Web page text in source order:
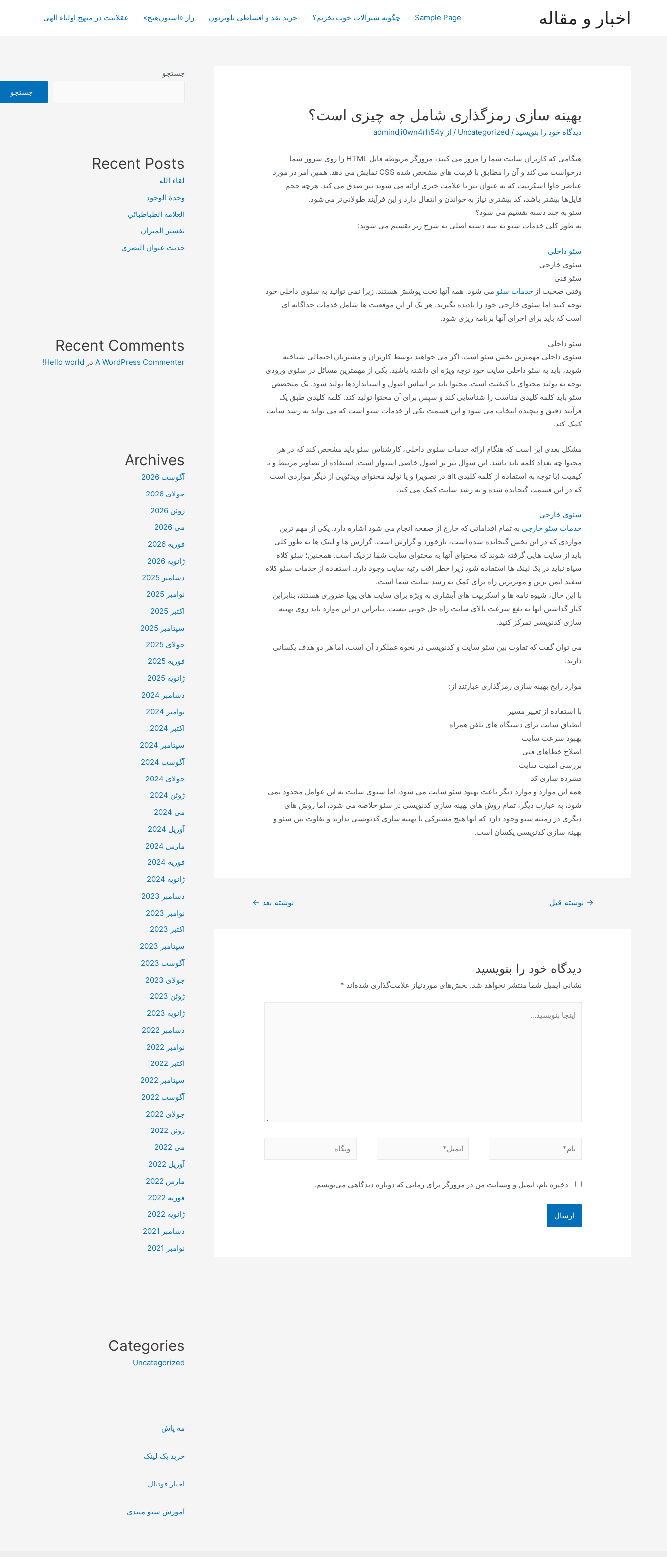
اخبار و مقاله Sample Page چگونه شیرآلات خوب بخریم؟ خرید نقد و اقساطی تلویزیون راز «استون‌هنج» عقلانیت در منهج اولیاء الهی
بهینه سازی رمزگذاری شامل چه چیزی است؟
دیدگاه‌ خود را بنویسید /
Uncategorized / از admindji0wn4rh54y
هنگامی که کاربران سایت شما را مرور می کنند، مرورگر مربوطه فایل HTML را روی سرور شما
درخواست می کند و آن را مطابق با فرمت های مشخص شده CSS نمایش می دهد. همین امر در مورد
عناصر جاوا اسکریپت که به عنوان بنر یا علامت خبری ارائه می شوند نیز صدق می کند. هرچه حجم
فایل‌ها بیشتر باشد، کد بیشتری نیاز به خواندن و انتقال دارد و این فرآیند طولانی‌تر می‌شود.
سئو به چند دسته تقسیم می شود؟
به طور کلی خدمات سئو به سه دسته اصلی به شرح زیر تقسیم می شوند:
سئو داخلی
سئوی خارجی
سئو فنی
وقتی صحبت ازخدمات سئو می شود، همه آنها تحت پوشش هستند. زیرا نمی توانید به سئوی داخلی خود
توجه کنید اما سئوی خارجی خود را نادیده بگیرید. هر یک از این موقعیت ها شامل خدمات جداگانه ای
است که باید برای اجرای آنها برنامه ریزی شود.
سئو داخلی
سئوی داخلی مهمترین بخش سئو است. اگر می خواهید توسط کاربران و مشتریان احتمالی شناخته
شوید، باید به سئو داخلی سایت خود توجه ویژه ای داشته باشید. یکی از مهمترین مسائل در سئوی ورودی
توجه به تولید محتوای با کیفیت است. محتوا باید بر اساس اصول و استانداردها تولید شود. یک متخصص
سئو باید کلمه کلیدی مناسب را شناسایی کند و سپس برای آن محتوا تولید کند. کلمه کلیدی طبق یک
فرآیند دقیق و پیچیده انتخاب می شود و این قسمت یکی از خدمات سئو است که می تواند به رشد سایت
کمک کند.
مشکل بعدی این است که هنگام ارائه خدمات سئوی داخلی، کارشناس سئو باید مشخص کند که در هر
محتوا چه تعداد کلمه باید باشد. این سوال نیز بر اصول خاصی استوار است. استفاده از تصاویر مرتبط و با
کیفیت (با توجه به استفاده از کلمه کلیدی alt در تصویر) و یا تولید محتوای ویدئویی از دیگر مواردی است
که در این قسمت گنجانده شده و به رشد سایت کمک می کند.
سئوی خارجی
خدمات سئو خارجی به تمام اقداماتی که خارج از صفحه انجام می شود اشاره دارد. یکی از مهم ترین
مواردی که در این بخش گنجانده شده است، بازخورد و گزارش است. گزارش ها و لینک ها به طور کلی
باید از سایت هایی گرفته شوند که محتوای آنها به محتوای سایت شما نزدیک است. همچنین؛ سئو کلاه
سیاه نباید در بک لینک ها استفاده شود زیرا خطر افت رتبه سایت وجود دارد. استفاده از خدمات سئو کلاه
سفید ایمن ترین و موثرترین راه برای کمک به رشد سایت شما است.
با این حال، شیوه نامه ها و اسکریپت های آبشاری به ویژه برای سایت های پویا ضروری هستند، بنابراین
کنار گذاشتن آنها به نفع سرعت بالای سایت راه حل خوبی نیست. بنابراین در این موارد باید روی بهینه
سازی کدنویسی تمرکز کنید.
می توان گفت که تفاوت بین سئو سایت و کدنویسی در نحوه عملکرد آن است، اما هر دو هدف یکسانی
دارند.
موارد رایج بهینه سازی رمزگذاری عبارتند از:
با استفاده از تغییر مسیر
انطباق سایت برای دستگاه های تلفن همراه
بهبود سرعت سایت
اصلاح خطاهای فنی
بررسی امنیت سایت
فشرده سازی کد
همه این موارد و موارد دیگر باعث بهبود سئو سایت می شود، اما سئوی سایت به این عوامل محدود نمی
شود، به عبارت دیگر، تمام روش های بهینه سازی کدنویسی در سئو خلاصه می شود، اما روش های
دیگری در زمینه سئو وجود دارد که آنها هیچ مشترکی با بهینه سازی کدنویسی ندارند و تفاوت بین سئو و
بهینه سازی کدنویسی یکسان است.
→ نوشته قبل نوشته بعد ←
دیدگاه‌ خود را بنویسید
نشانی ایمیل شما منتشر نخواهد شد. بخش‌های موردنیاز علامت‌گذاری شده‌اند *
بنویسید…
نام* ایمیل* وبگاه
ذخیره نام، ایمیل و وبسایت من در مرورگر برای زمانی که دوباره دیدگاهی می‌نویسم.
جستجو
جستجو
Recent Posts
لقاء الله
وحدة الوجود
العلامة الطباطبائي
تفسير الميزان
حديث عنوان البصري
Recent Comments
A WordPress Commenter در Hello world!
Archives
آگوست 2026
جولای 2026
ژوئن 2026
می 2026
فوریه 2026
ژانویه 2026
دسامبر 2025
نوامبر 2025
اکتبر 2025
سپتامبر 2025
جولای 2025
فوریه 2025
ژانویه 2025
دسامبر 2024
نوامبر 2024
اکتبر 2024
سپتامبر 2024
آگوست 2024
جولای 2024
ژوئن 2024
می 2024
آوریل 2024
مارس 2024
فوریه 2024
ژانویه 2024
دسامبر 2023
نوامبر 2023
اکتبر 2023
سپتامبر 2023
آگوست 2023
جولای 2023
ژوئن 2023
ژانویه 2023
دسامبر 2022
نوامبر 2022
اکتبر 2022
سپتامبر 2022
آگوست 2022
جولای 2022
ژوئن 2022
می 2022
آوریل 2022
مارس 2022
فوریه 2022
ژانویه 2022
دسامبر 2021
نوامبر 2021
Categories
Uncategorized
مه پاش
خرید بک لینک
اخبار فوتبال
آموزش سئو مبتدی